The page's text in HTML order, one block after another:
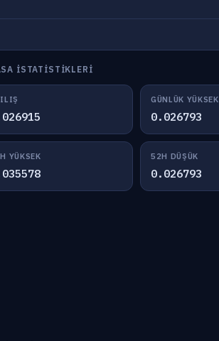
İSTATISTIKLERI
GÜNLÜK YÜKSEK
0.026793
YÜKSEK 52H DÜŞÜK
0.026793